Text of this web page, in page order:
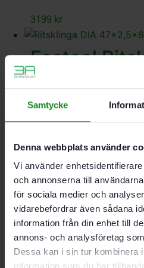
Samtycke
Denna webbplats använder
Vi använder
och annonserna till
för sociala medier och
vidarebefordrar även sådana
information från din enhet till
annons- och analysföretag
Dessa kan i sin tur kombinera
3199 kr
Festool
1170kr
Festool
569kr